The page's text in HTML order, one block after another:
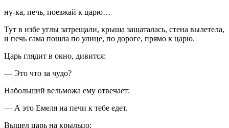
ну-ка, печь, поезжай к царю…
Тут в избе углы затрещали, крыша зашаталась, стена вылетела,
и печь сама пошла по улице, по дороге, прямо к царю.
Царь глядит в окно, дивится:
— Это что за чудо?
Набольший вельможа ему отвечает:
— А это Емеля на печи к тебе едет.
Вышел царь на крыльцо: